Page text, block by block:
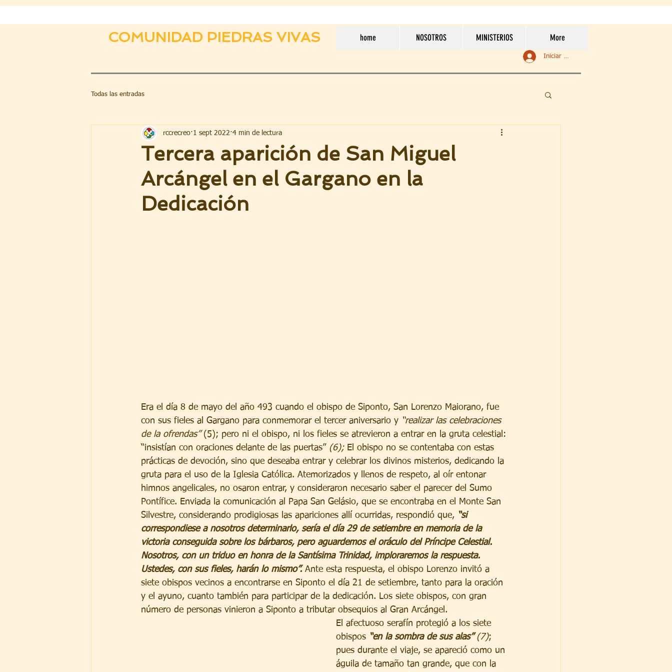
COMUNIDAD PIEDRAS VIVAS home NOSOTROS MINISTERIOS More
Iniciar sesión
Todas las entradas
Tercera aparición de San Miguel
Arcángel en el Gargano en la
Dedicación
rccrecreo 1 sept 2022 4 min de lectura
Era el día 8 de mayo del año 493 cuando el obispo de Siponto, San Lorenzo Maiorano, fue
con sus fieles al Gargano para conmemorar el tercer aniversario y “realizar las celebraciones
de la ofrendas” (5); pero ni el obispo, ni los fieles se atrevieron a entrar en la gruta celestial:
“insistían con oraciones delante de las puertas” (6); El obispo no se contentaba con estas
prácticas de devoción, sino que deseaba entrar y celebrar los divinos misterios, dedicando la
gruta para el uso de la Iglesia Católica. Atemorizados y llenos de respeto, al oír entonar
himnos angelicales, no osaron entrar, y consideraron necesario saber el parecer del Sumo
Pontífice. Enviada la comunicación al Papa San Gelásio, que se encontraba en el Monte San
Silvestre, considerando prodigiosas las apariciones allí ocurridas, respondió que, “si
correspondiese a nosotros determinarlo, sería el día 29 de setiembre en memoria de la
victoria conseguida sobre los bárbaros, pero aguardemos el oráculo del Príncipe Celestial.
Nosotros, con un triduo en honra de la Santísima Trinidad, imploraremos la respuesta.
Ustedes, con sus fieles, harán lo mismo”. Ante esta respuesta, el obispo Lorenzo invitó a
siete obispos vecinos a encontrarse en Siponto el día 21 de setiembre, tanto para la oración
y el ayuno, cuanto también para participar de la dedicación. Los siete obispos, con gran
número de personas vinieron a Siponto a tributar obsequios al Gran Arcángel.
El afectuoso serafín protegió a los siete
obispos “en la sombra de sus alas” (7);
pues durante el viaje, se apareció como un
águila de tamaño tan grande, que con la